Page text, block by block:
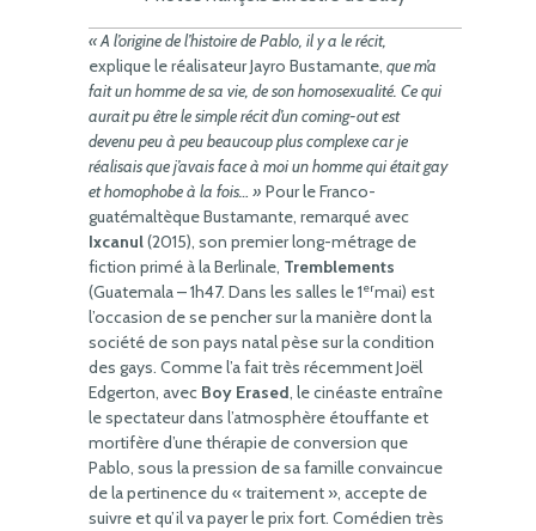
« A l’origine de l’histoire de Pablo, il y a le récit,
explique le réalisateur Jayro Bustamante, que m’a
fait un homme de sa vie, de son homosexualité. Ce qui
aurait pu être le simple récit d’un coming-out est
devenu peu à peu beaucoup plus complexe car je
réalisais que j’avais face à moi un homme qui était gay
et homophobe à la fois… » Pour le Franco-
guatémaltèque Bustamante, remarqué avec
Ixcanul(2015), son premier long-métrage de
fiction primé à la Berlinale, Tremblements
(Guatemala – 1h47. Dans les salles le 1ermai) est
l’occasion de se pencher sur la manière dont la
société de son pays natal pèse sur la condition
des gays. Comme l’a fait très récemment Joël
Edgerton, avec Boy Erased, le cinéaste entraîne
le spectateur dans l’atmosphère étouffante et
mortifère d’une thérapie de conversion que
Pablo, sous la pression de sa famille convaincue
de la pertinence du « traitement », accepte de
suivre et qu’il va payer le prix fort. Comédien très